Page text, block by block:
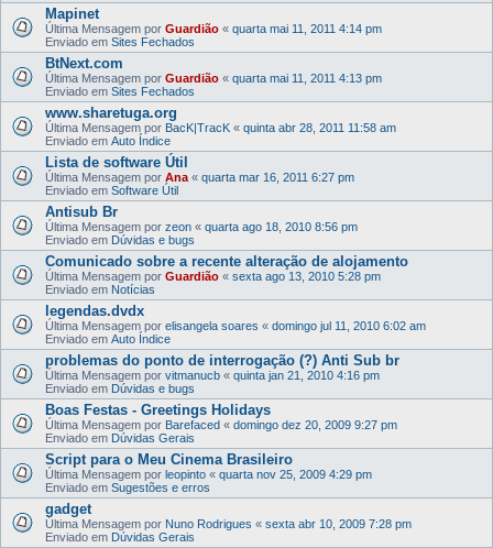
Mapinet
Última Mensagem por Guardião « quarta mai 11, 2011 4:14 pm
Enviado em Sites Fechados
BtNext.com
Última Mensagem por Guardião « quarta mai 11, 2011 4:13 pm
Enviado em Sites Fechados
www.sharetuga.org
Última Mensagem por BacK|TracK « quinta abr 28, 2011 11:58 am
Enviado em Auto Índice
Lista de software Útil
Última Mensagem por Ana « quarta mar 16, 2011 6:27 pm
Enviado em Software Útil
Antisub Br
Última Mensagem por zeon « quarta ago 18, 2010 8:56 pm
Enviado em Dúvidas e bugs
Comunicado sobre a recente alteração de alojamento
Última Mensagem por Guardião « sexta ago 13, 2010 5:28 pm
Enviado em Notícias
legendas.dvdx
Última Mensagem por elisangela soares « domingo jul 11, 2010 6:02 am
Enviado em Auto Índice
problemas do ponto de interrogação (?) Anti Sub br
Última Mensagem por vitmanucb « quinta jan 21, 2010 4:16 pm
Enviado em Dúvidas e bugs
Boas Festas - Greetings Holidays
Última Mensagem por Barefaced « domingo dez 20, 2009 9:27 pm
Enviado em Dúvidas Gerais
Script para o Meu Cinema Brasileiro
Última Mensagem por leopinto « quarta nov 25, 2009 4:29 pm
Enviado em Sugestões e erros
gadget
Última Mensagem por Nuno Rodrigues « sexta abr 10, 2009 7:28 pm
Enviado em Dúvidas Gerais